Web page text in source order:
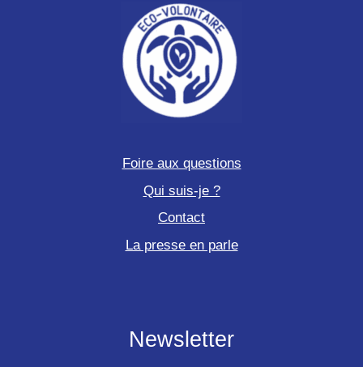
Foire aux questions
Qui suis-je ?
Contact
La presse en parle
Newsletter